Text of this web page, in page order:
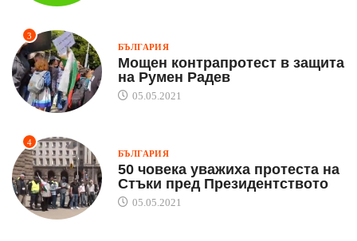
3
БЪЛГАРИЯ
Мощен контрапротест в защита
на Румен Радев
05.05.2021
4
БЪЛГАРИЯ
50 човека уважиха протеста на
Стъки пред Президентството
05.05.2021